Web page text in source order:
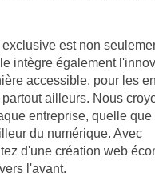
est non
intègre également
accessible, pour les
ailleurs. Nous
entreprise, quelle que
du numérique. Avec
d'une création web
l'avant.